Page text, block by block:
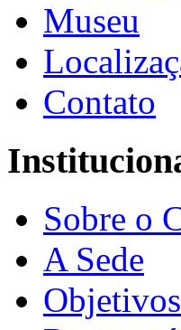
Museu
Contato
Sobre o
A Sede
Objetivos